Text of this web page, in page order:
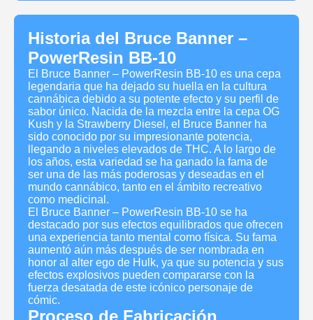
Historia del Bruce Banner –
PowerResin BB-10
El Bruce Banner – PowerResin BB-10 es una cepa
legendaria que ha dejado su huella en la cultura
cannábica debido a su potente efecto y su perfil de
sabor único. Nacida de la mezcla entre la cepa OG
Kush y la Strawberry Diesel, el Bruce Banner ha
sido conocido por su impresionante potencia,
llegando a niveles elevados de THC. A lo largo de
los años, esta variedad se ha ganado la fama de
ser una de las más poderosas y deseadas en el
mundo cannábico, tanto en el ámbito recreativo
como medicinal.
El Bruce Banner – PowerResin BB-10 se ha
destacado por sus efectos equilibrados que ofrecen
una experiencia tanto mental como física. Su fama
aumentó aún más después de ser nombrada en
honor al alter ego de Hulk, ya que su potencia y sus
efectos explosivos pueden compararse con la
fuerza desatada de este icónico personaje de
cómic.